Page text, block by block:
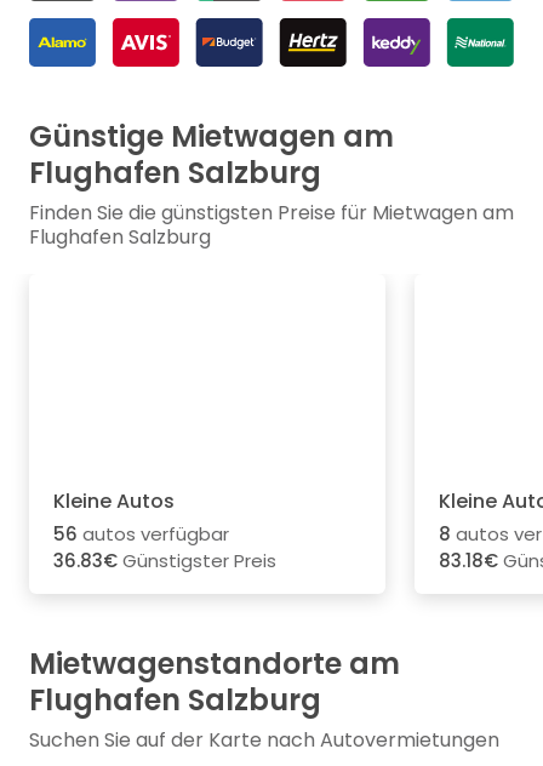
Günstige Mietwagen am
Flughafen Salzburg
Finden Sie die günstigsten Preise für Mietwagen am
Flughafen Salzburg
Kleine Autos
56 autos verfügbar
36.83€Günstigster Preis
Kleine
8 autos
83.18€
Mietwagenstandorte am
Flughafen Salzburg
Suchen Sie auf der Karte nach Autovermietungen